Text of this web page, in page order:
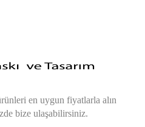
en uygun fiyatlarla alın
bize ulaşabilirsiniz.